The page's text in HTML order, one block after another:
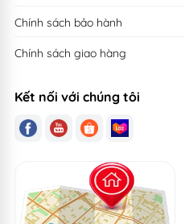
Chính sách bảo hành
Chính sách giao hàng
Kết nối với chúng tôi